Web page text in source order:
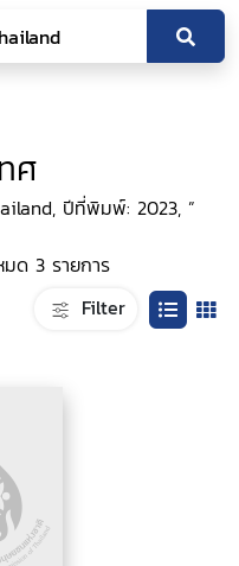
ศ
ปีที่พิมพ์: 2023, ”
ด 3 รายการ
Filter